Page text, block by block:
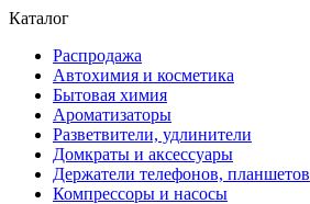
Каталог
Распродажа
Автохимия и косметика
Бытовая химия
Ароматизаторы
Разветвители, удлинители
Домкраты и аксессуары
Держатели телефонов, планшетов
Компрессоры и насосы